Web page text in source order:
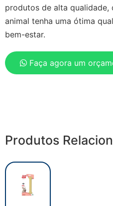
produtos de alta qualidade,
animal tenha uma ótima
bem-estar.
Faça agora um
Produtos